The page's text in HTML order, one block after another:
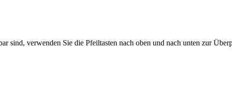
sind, verwenden Sie die Pfeiltasten nach oben und nach unten zur